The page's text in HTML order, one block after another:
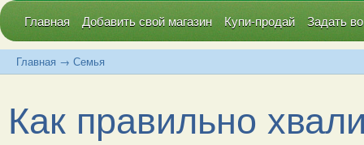
Главная Добавить свой магазин Купи-продай Задать
Главная → Семья
Как правильно